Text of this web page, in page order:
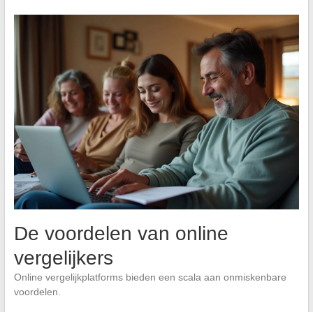
De voordelen van online
vergelijkers
Online vergelijkplatforms bieden een scala aan onmiskenbare
voordelen.